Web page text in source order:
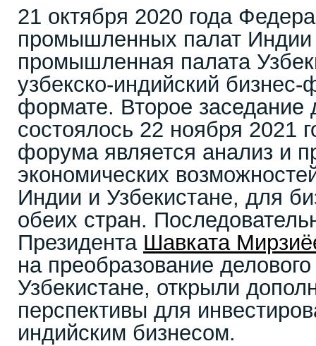
21 октября 2020 года
промышленных палат Индии
промышленная палата
узбекско-индийский
формате. Второе заседание
состоялось 22 ноября 2021
форума является анализ и
экономических
Индии и Узбекистане, для
обеих стран.
Президента Шавката
на преобразование
Узбекистане, открыли
перспективы для
индийским бизнесом.